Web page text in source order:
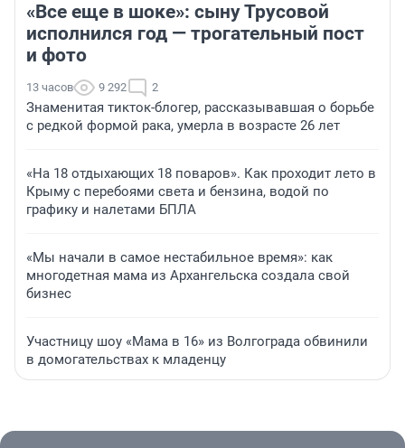
«Все еще в шоке»: сыну Трусовой
исполнился год — трогательный пост
и фото
13 часов 9 292 2
Знаменитая тикток-блогер, рассказывавшая о борьбе
с редкой формой рака, умерла в возрасте 26 лет
«На 18 отдыхающих 18 поваров». Как проходит лето в
Крыму с перебоями света и бензина, водой по
графику и налетами БПЛА
«Мы начали в самое нестабильное время»: как
многодетная мама из Архангельска создала свой
бизнес
Участницу шоу «Мама в 16» из Волгограда обвинили
в домогательствах к младенцу